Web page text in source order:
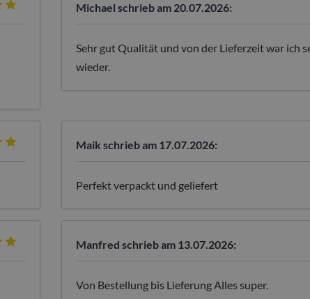
Michael schrieb am 20.07.2026:
Sehr gut Qualität und von der Lieferzeit war ich
wieder.
Maik schrieb am 17.07.2026:
Perfekt verpackt und geliefert
Manfred schrieb am 13.07.2026:
Von Bestellung bis Lieferung Alles super.